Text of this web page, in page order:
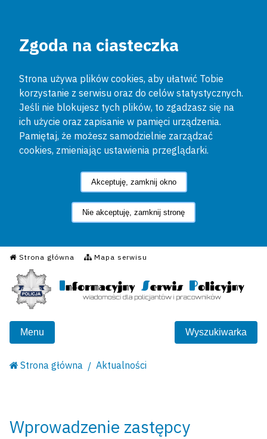
Zgoda na ciasteczka
Strona używa plików cookies, aby ułatwić Tobie
korzystanie z serwisu oraz do celów statystycznych.
Jeśli nie blokujesz tych plików, to zgadzasz się na
ich użycie oraz zapisanie w pamięci urządzenia.
Pamiętaj, że możesz samodzielnie zarządzać
cookies, zmieniając ustawienia przeglądarki.
Akceptuję, zamknij okno
Nie akceptuję, zamknij stronę
Strona główna Mapa serwisu
Informacyjny Serwis
Menu Wyszukiwarka
Strona główna Aktualności
Wprowadzenie zastępcy